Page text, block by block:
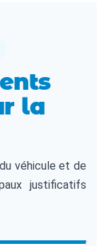
la
véhicule et de
justificatifs